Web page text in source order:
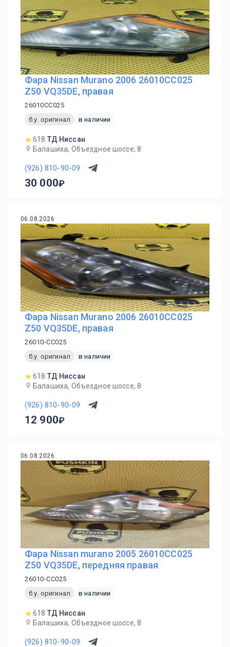
Фара Nissan Murano 2006 26010CC025
Z50 VQ35DE, правая
26010CC025
б.у. оригинал
в наличии
618 ТД Ниссан
Балашиха, Объездное шоссе, 8
(926) 810-90-09
30 000
06.08.2026
Фара Nissan Murano 2006 26010CC025
Z50 VQ35DE, правая
26010-CC025
б.у. оригинал
в наличии
618 ТД Ниссан
Балашиха, Объездное шоссе, 8
(926) 810-90-09
12 900
06.08.2026
Фара Nissan murano 2005 26010CC025
Z50 VQ35DE, передняя правая
26010-CC025
б.у. оригинал
в наличии
618 ТД Ниссан
Балашиха, Объездное шоссе, 8
(926) 810-90-09